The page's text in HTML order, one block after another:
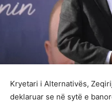
Kryetari i Alternativës,
deklaruar se në sytë e